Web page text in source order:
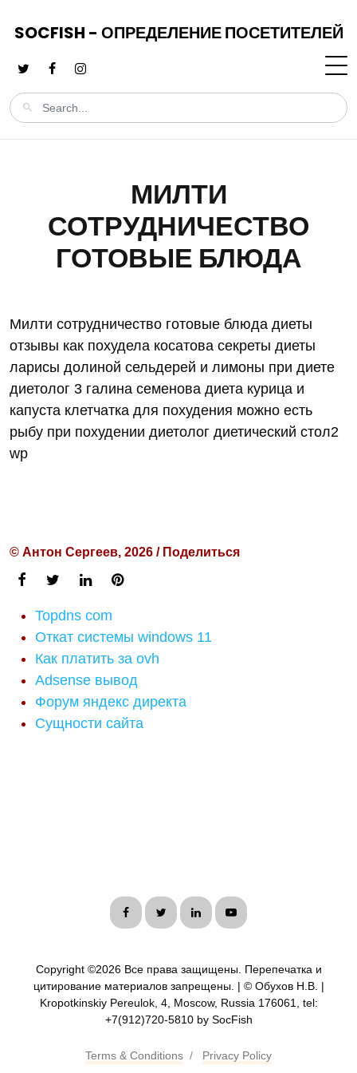
SOCFISH - ОПРЕДЕЛЕНИЕ ПОСЕТИТЕЛЕЙ
МИЛТИ
СОТРУДНИЧЕСТВО
ГОТОВЫЕ БЛЮДА
Милти сотрудничество готовые блюда диеты
отзывы как похудела косатова секреты диеты
ларисы долиной сельдерей и лимоны при диете
диетолог 3 галина семенова диета курица и
капуста клетчатка для похудения можно есть
рыбу при похудении диетолог диетический стол2
wp
© Антон Сергеев, 2026 / Поделиться
Topdns com
Откат системы windows 11
Как платить за ovh
Adsense вывод
Форум яндекс директа
Сущности сайта
Copyright ©2026 Все права защищены. Перепечатка и
цитирование материалов запрещены. | © Обухов Н.В. |
Kropotkinskiy Pereulok, 4, Moscow, Russia 176061, tel:
+7(912)720-5810 by SocFish
Terms & Conditions / Privacy Policy